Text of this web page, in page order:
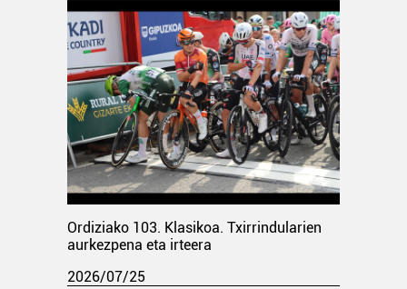
Ordiziako 103. Klasikoa. Txirrindularien
aurkezpena eta irteera
2026/07/25